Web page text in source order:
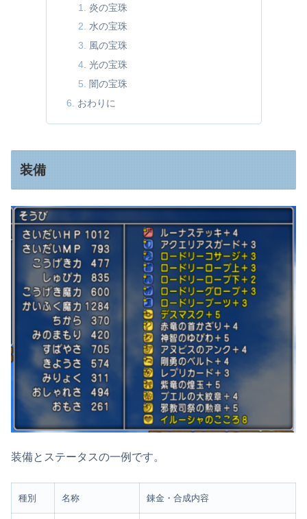
炎の宝珠
水の宝珠
風の宝珠
光の宝珠
闇の宝珠
おわりに
装備
装備とステータスの一例です。
種別 名称 錬金・合成内容